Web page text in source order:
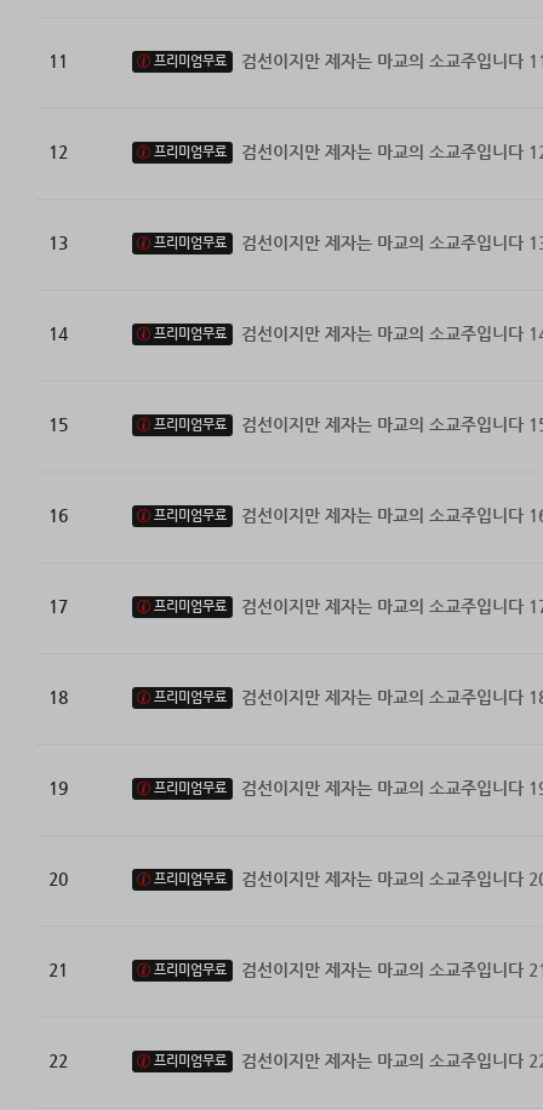
11 프리미엄무료 검선이지만 제자는 마교의 소교주입니다
12 프리미엄무료 검선이지만 제자는 마교의 소교주입니다
13 프리미엄무료 검선이지만 제자는 마교의 소교주입니다
14 프리미엄무료 검선이지만 제자는 마교의 소교주입니다
15 프리미엄무료 검선이지만 제자는 마교의 소교주입니다
16 프리미엄무료 검선이지만 제자는 마교의 소교주입니다
17 프리미엄무료 검선이지만 제자는 마교의 소교주입니다
18 프리미엄무료 검선이지만 제자는 마교의 소교주입니다
19 프리미엄무료 검선이지만 제자는 마교의 소교주입니다
20 프리미엄무료 검선이지만 제자는 마교의 소교주입니다
21 프리미엄무료 검선이지만 제자는 마교의 소교주입니다
22 프리미엄무료 검선이지만 제자는 마교의 소교주입니다